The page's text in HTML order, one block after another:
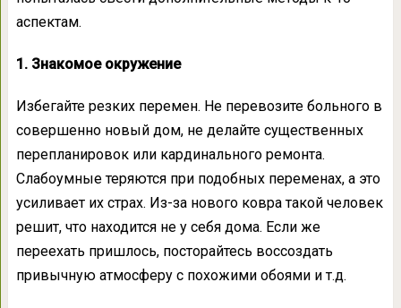
аспектам.
1. Знакомое окружение
Избегайте резких перемен. Не перевозите больного в
совершенно новый дом, не делайте существенных
перепланировок или кардинального ремонта.
Слабоумные теряются при подобных переменах, а это
усиливает их страх. Из-за нового ковра такой человек
решит, что находится не у себя дома. Если же
переехать пришлось, посторайтесь воссоздать
привычную атмосферу с похожими обоями и т.д.